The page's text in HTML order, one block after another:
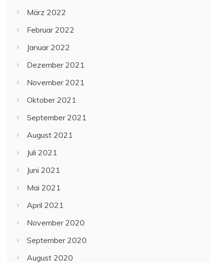
März 2022
Februar 2022
Januar 2022
Dezember 2021
November 2021
Oktober 2021
September 2021
August 2021
Juli 2021
Juni 2021
Mai 2021
April 2021
November 2020
September 2020
August 2020